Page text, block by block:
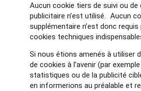
Aucun cookie tiers de suivi ou de
publicitaire n’est utilisé. Aucun
supplémentaire n’est donc requis
cookies techniques
Si nous étions amenés à utiliser
de cookies à l’avenir (par
statistiques ou de la publicité
en informerions au préalable et